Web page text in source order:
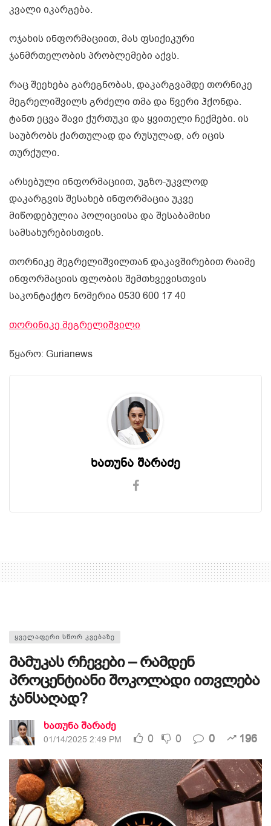
კვალი იკარგება.
ოჯახის ინფორმაციით, მას ფსიქიკური
ჯანმრთელობის პრობლემები აქვს.
რაც შეეხება გარეგნობას, დაკარგვამდე თორნიკე
მეგრელიშვილს გრძელი თმა და წვერი ჰქონდა.
ტანთ ეცვა შავი ქურთუკი და ყვითელი ჩექმები. ის
საუბრობს ქართულად და რუსულად, არ იცის
თურქული.
არსებული ინფორმაციით, უგზო-უკვლოდ
დაკარგვის შესახებ ინფორმაცია უკვე
მიწოდებულია პოლიციისა და შესაბამისი
სამსახურებისთვის.
თორნიკე მეგრელიშვილთან დაკავშირებით რაიმე
ინფორმაციის ფლობის შემთხვევისთვის
საკონტაქტო ნომერია 0530 600 17 40
თორინიკე მეგრელიშვილი
წყარო: Gurianews
ხათუნა შარაძე
ᲧᲕᲔᲚᲐᲤᲔᲠᲘ ᲡᲬᲝᲠ ᲙᲕᲔᲑᲐᲖᲔ
მამუკას რჩევები – რამდენ
პროცენტიანი შოკოლადი ითვლება
ჯანსაღად?
ხათუნა შარაძე
01/14/2025 2:49 PM 0 0 0 196